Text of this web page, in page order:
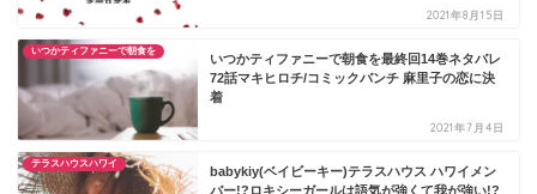
2021年8月15日
いつかティファニーで朝食を
いつかティファニーで朝食を最終回14巻ネタバレ
72話マキヒロチ/コミックバンチ 麻里子の恋に決
着
2021年7月4日
テラスハウスハワイ
babykiy(ベイビーキー)テラスハウス ハワイメン
バー!?ロキシーガールは語気が強くて我が強い!?